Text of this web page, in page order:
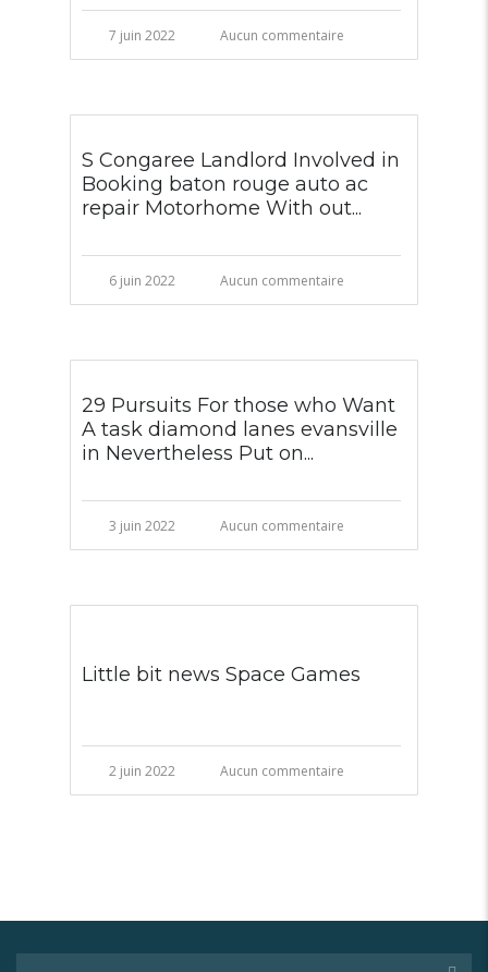
7 juin 2022 Aucun commentaire
S Congaree Landlord Involved in
Booking baton rouge auto ac
repair Motorhome With out...
6 juin 2022 Aucun commentaire
29 Pursuits For those who Want
A task diamond lanes evansville
in Nevertheless Put on...
3 juin 2022 Aucun commentaire
Little bit news Space Games
2 juin 2022 Aucun commentaire